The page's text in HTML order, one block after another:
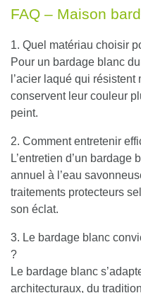
FAQ – Maison
1. Quel matériau choisir
Pour un bardage blanc
l’acier laqué qui
conservent leur couleur
peint.
2. Comment entretenir
L’entretien d’un
annuel à l’eau
traitements protecteurs
son éclat.
3. Le bardage blanc
?
Le bardage blanc
architecturaux, du